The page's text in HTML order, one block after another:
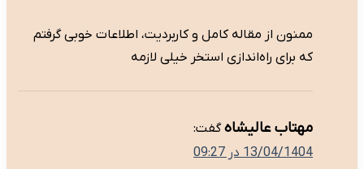
ممنون از مقاله کامل و کاربردیت، اطلاعات خوبی گرفتم
که برای راه‌اندازی استخر خیلی لازمه
مهتاب عالیشاه گفت:
13/04/1404 در 09:27